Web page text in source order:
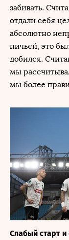
забивать.
отдали себя
абсолютно
ничьей, это
добился.
мы
мы более
Слабый старт и